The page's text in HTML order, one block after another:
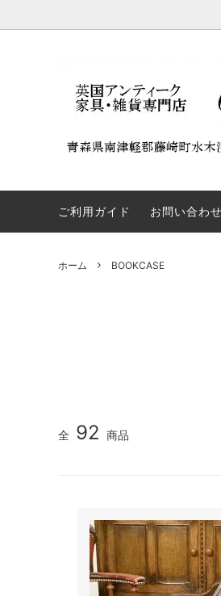
SIDEBOARD
OTHERS
Q'S ANTIQUES（キューズ
クス）について
ください。
ご利用ガイド
お問い合わせ
ホーム BOOKCASE
全 92 商品